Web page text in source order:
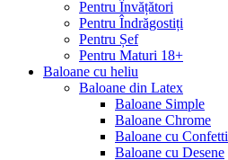
Pentru Învățători
Pentru Îndrăgostiți
Pentru Șef
Pentru Maturi 18+
Baloane cu heliu
Baloane din Latex
Baloane Simple
Baloane Chrome
Baloane cu Confetti
Baloane cu Desene